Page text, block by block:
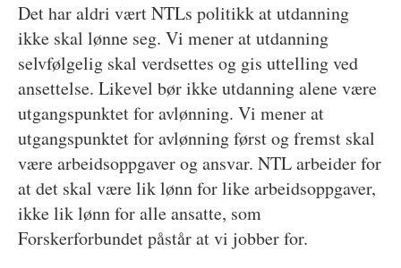
Det har aldri vært NTLs politikk at utdanning
ikke skal lønne seg. Vi mener at utdanning
selvfølgelig skal verdsettes og gis uttelling ved
ansettelse. Likevel bør ikke utdanning alene være
utgangspunktet for avlønning. Vi mener at
utgangspunktet for avlønning først og fremst skal
være arbeidsoppgaver og ansvar. NTL arbeider for
at det skal være lik lønn for like arbeidsoppgaver,
ikke lik lønn for alle ansatte, som
Forskerforbundet påstår at vi jobber for.